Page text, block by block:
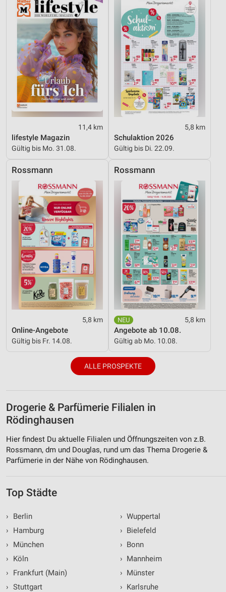
11,4 km
lifestyle Magazin
Gültig bis Mo. 31.08.
5,8 km
Schulaktion 2026
Gültig bis Di. 22.09.
Rossmann
5,8 km
Online-Angebote
Gültig bis Fr. 14.08.
Rossmann
5,8 km
Angebote ab 10.08.
Gültig ab Mo. 10.08.
ALLE PROSPEKTE
Drogerie & Parfümerie Filialen in
Rödinghausen
Hier findest Du aktuelle Filialen und Öffnungszeiten von z.B.
Rossmann, dm und Douglas, rund um das Thema Drogerie &
Parfümerie in der Nähe von Rödinghausen.
Top Städte
›
Berlin
›
Hamburg
›
München
›
Köln
›
Frankfurt (Main)
› Stuttgart
› Wuppertal
› Bielefeld
› Bonn
› Mannheim
› Münster
› Karlsruhe